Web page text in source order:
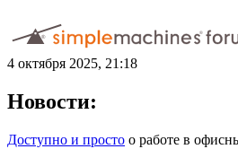
4 октября 2025, 21:18
Новости:
Доступно и просто о работе в